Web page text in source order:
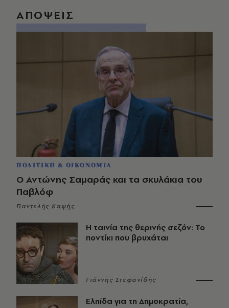
ΑΠΟΨΕΙΣ
ΠΟΛΙΤΙΚΗ & ΟΙΚΟΝΟΜΙΑ
Ο Αντώνης Σαμαράς και τα σκυλάκια του
Παβλόφ
Παντελής Καψής
Η ταινία της θερινής σεζόν: Το
ποντίκι που βρυχάται
Γιάννης Στεφανίδης
Ελπίδα για τη Δημοκρατία,